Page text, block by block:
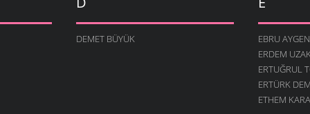
DEMET BÜYÜK
EBRU
ERDEM
ERTUĞRUL
ERTÜRK
ETHEM KARA